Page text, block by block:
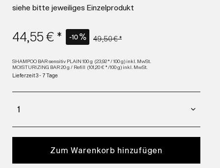
siehe bitte jeweiliges Einzelprodukt
44,55 € * -10 49,50 € *
SHAMPOO BAR sensitiv PLAIN 100 g (23,92 * / 100 g) inkl. MwSt.
MOISTURIZING BAR 20 g / Refill (101,20 € * /100 g) inkl. MwSt.
Lieferzeit 3 - 7 Tage
Zum Warenkorb hinzufügen